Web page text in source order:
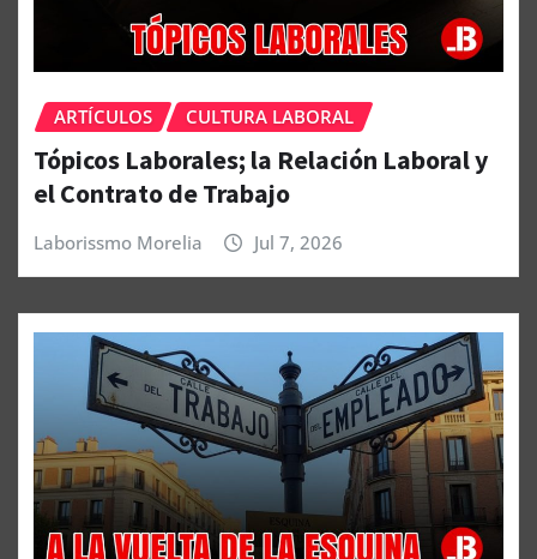
ARTÍCULOS CULTURA LABORAL
Tópicos Laborales; la Relación Laboral y
el Contrato de Trabajo
Laborissmo Morelia Jul 7, 2026